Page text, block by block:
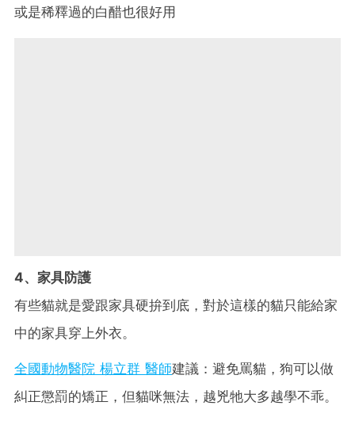
或是稀釋過的白醋也很好用
4、家具防護
有些貓就是愛跟家具硬拚到底，對於這樣的貓只能給家
中的家具穿上外衣。
全國動物醫院 楊立群 醫師建議：避免罵貓，狗可以做
糾正懲罰的矯正，但貓咪無法，越兇牠大多越學不乖。